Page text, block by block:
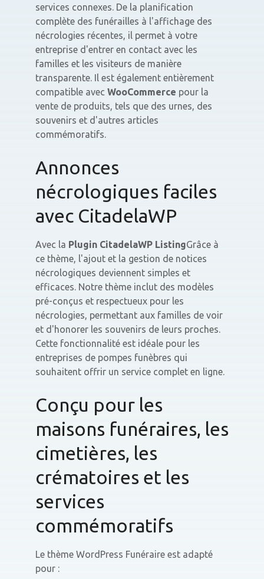
services connexes. De la planification
complète des funérailles à l'affichage des
nécrologies récentes, il permet à votre
entreprise d'entrer en contact avec les
familles et les visiteurs de manière
transparente. Il est également entièrement
compatible avec WooCommerce pour la
vente de produits, tels que des urnes, des
souvenirs et d'autres articles
commémoratifs.
Annonces
nécrologiques faciles
avec CitadelaWP
Avec la Plugin CitadelaWP ListingGrâce à
ce thème, l'ajout et la gestion de notices
nécrologiques deviennent simples et
efficaces. Notre thème inclut des modèles
pré-conçus et respectueux pour les
nécrologies, permettant aux familles de voir
et d'honorer les souvenirs de leurs proches.
Cette fonctionnalité est idéale pour les
entreprises de pompes funèbres qui
souhaitent offrir un service complet en ligne.
Conçu pour les
maisons funéraires, les
cimetières, les
crématoires et les
services
commémoratifs
Le thème WordPress Funéraire est adapté
pour :